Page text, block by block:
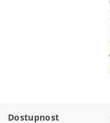
Dostupnost